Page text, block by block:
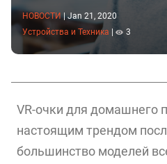
НОВОСТИ | Jan 21, 2020
Устройства и Техника
3
VR-очки для домашнего
настоящим трендом
большинство моделей